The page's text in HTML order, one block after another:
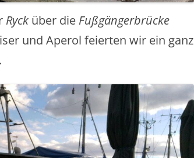
Ryck über die Fußgängerbrücke
und Aperol feierten wir ein ganz